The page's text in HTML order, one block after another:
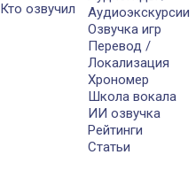
Кто озвучил
Аудиоэкскурсии
Озвучка игр
Перевод /
Локализация
Хрономер
Школа вокала
ИИ озвучка
Рейтинги
Статьи